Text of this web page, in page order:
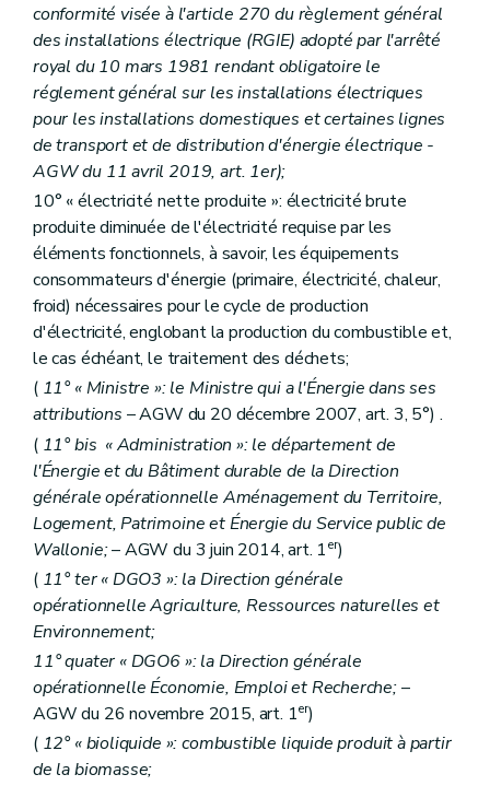
conformité visée à l'article 270 du règlement général
des installations électrique (RGIE) adopté par l'arrêté
royal du 10 mars 1981 rendant obligatoire le
réglement général sur les installations électriques
pour les installations domestiques et certaines lignes
de transport et de distribution d'énergie électrique -
AGW du 11 avril 2019, art. 1er);
10° « électricité nette produite »: électricité brute
produite diminuée de l'électricité requise par les
éléments fonctionnels, à savoir, les équipements
consommateurs d'énergie (primaire, électricité, chaleur,
froid) nécessaires pour le cycle de production
d'électricité, englobant la production du combustible et,
le cas échéant, le traitement des déchets;
( 11° « Ministre »: le Ministre qui a l'Énergie dans ses
attributions – AGW du 20 décembre 2007, art. 3, 5°) .
( 11°bis « Administration »: le département de
l'Énergie et du Bâtiment durable de la Direction
générale opérationnelle Aménagement du Territoire,
Logement, Patrimoine et Énergie du Service public de
Wallonie;– AGW du 3 juin 2014, art. 1er)
( 11°ter« DGO3 »: la Direction générale
opérationnelle Agriculture, Ressources naturelles et
Environnement;
11°quater « DGO6 »: la Direction générale
opérationnelle Économie, Emploi et Recherche;–
AGW du 26 novembre 2015, art. 1er)
( 12° « bioliquide »: combustible liquide produit à partir
de la biomasse;